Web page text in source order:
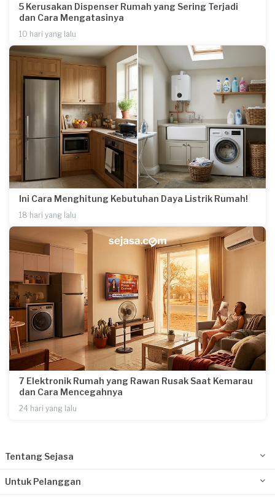
5 Kerusakan Dispenser Rumah yang Sering Terjadi
dan Cara Mengatasinya
10 hari yang lalu
Ini Cara Menghitung Kebutuhan Daya Listrik Rumah!
18 hari yang lalu
7 Elektronik Rumah yang Rawan Rusak Saat Kemarau
dan Cara Mencegahnya
24 hari yang lalu
Tentang Sejasa
Untuk Pelanggan